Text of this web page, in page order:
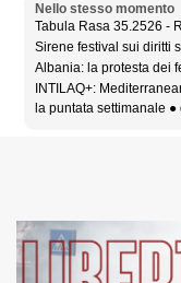
Nello stesso momento
Tabula Rasa 35.2526 -
Sirene festival sui diritti
Albania: la protesta dei
INTILAQ+:
la puntata settimanale